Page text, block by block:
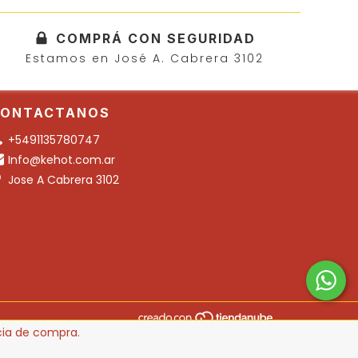
de compra.
COMPRÁ CON SEGURIDAD
Estamos en José A. Cabrera 3102
+5491135780747
Info@kehot.com.ar
Jose A Cabrera 3102